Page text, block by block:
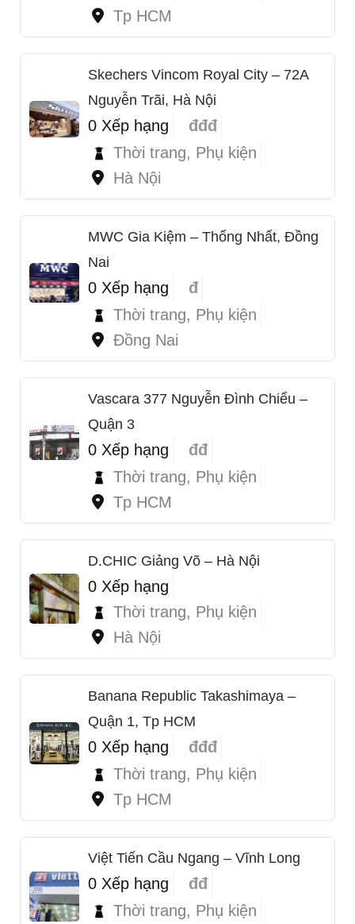
Tp HCM
Skechers Vincom Royal City – 72A
Nguyễn Trãi, Hà Nội
0 Xếp hạng
đđđ
Thời trang, Phụ kiện
Hà Nội
MWC Gia Kiệm – Thống Nhất, Đồng
Nai
0 Xếp hạng
đ
Thời trang, Phụ kiện
Đồng Nai
Vascara 377 Nguyễn Đình Chiểu –
Quận 3
0 Xếp hạng
đđ
Thời trang, Phụ kiện
Tp HCM
D.CHIC Giảng Võ – Hà Nội
0 Xếp hạng
Thời trang, Phụ kiện
Hà Nội
Banana Republic Takashimaya –
Quận 1, Tp HCM
0 Xếp hạng
đđđ
Thời trang, Phụ kiện
Tp HCM
Việt Tiến Cầu Ngang – Vĩnh Long
0 Xếp hạng
đđ
Thời trang, Phụ kiện